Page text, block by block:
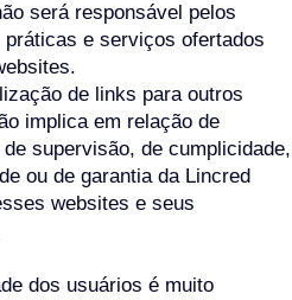
será responsável pelos
práticas e serviços ofertados
de links para outros
implica em relação de
supervisão, de cumplicidade,
ou de garantia da Lincred
websites e seus
dos usuários é muito